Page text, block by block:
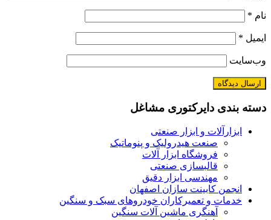
نام *
ایمیل *
وب‌سایت
دسته بندی دایرکتوری مشاغل
ابزارآلات و ابزار صنعتی
صنعت هیدرولیک و پنوماتیک
فروشگاه ابزار آلات
قالبسازی صنعتی
مهندسی ابزار دقیق
انجمن کابینت سازان اصفهان
خدمات و تعمیرکاران خودروهای سبک و سنگین
آهنگری ماشین آلات سنگین